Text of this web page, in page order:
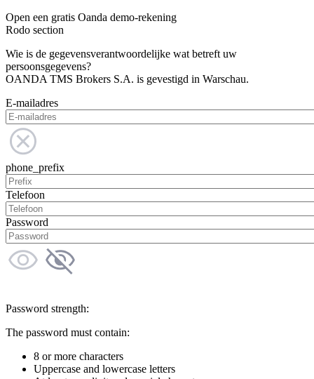
Open een gratis Oanda demo-rekening
Rodo section
Wie is de gegevensverantwoordelijke wat betreft uw
persoonsgegevens?
OANDA TMS Brokers S.A. is gevestigd in Warschau.
E-mailadres
phone_prefix
Telefoon
Password
Password strength:
The password must contain:
8 or more characters
Uppercase and lowercase letters